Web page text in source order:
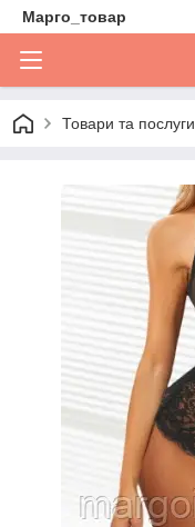
Марго_товар
Товари та послуги